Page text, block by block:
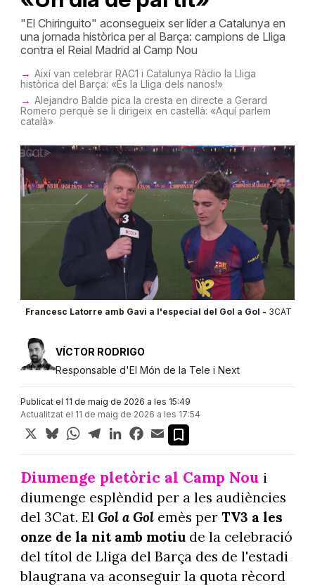
"El Chiringuito" aconsegueix ser líder a Catalunya en
una jornada històrica per al Barça: campions de Lliga
contra el Reial Madrid al Camp Nou
Així van celebrar RAC1 i Catalunya Ràdio la Lliga
històrica del Barça: «És la Lliga dels nanos!»
Alejandro Balde pica la cresta en directe a Gerard
Romero perquè se li dirigeix en castellà: «Aquí parlem
català»
Francesc Latorre amb Gavi a l'especial del Gol a Gol - 3CAT
VÍCTOR RODRIGO
Responsable d'El Món de la Tele i Next
Publicat el 11 de maig de 2026 a les 15:49
Actualitzat el 11 de maig de 2026 a les 17:54
X BlueskyWhatsApp
TelegramLinkedInFacebook
Email
Diumenge pletòric al Camp Nou i
diumenge esplèndid per a les audiències
del 3Cat. El Gol a Golemès per TV3 a les
onze de la nit amb motiu de la celebració
del títol de Lliga del Barça des de l'estadi
blaugrana va aconseguir la quota rècord